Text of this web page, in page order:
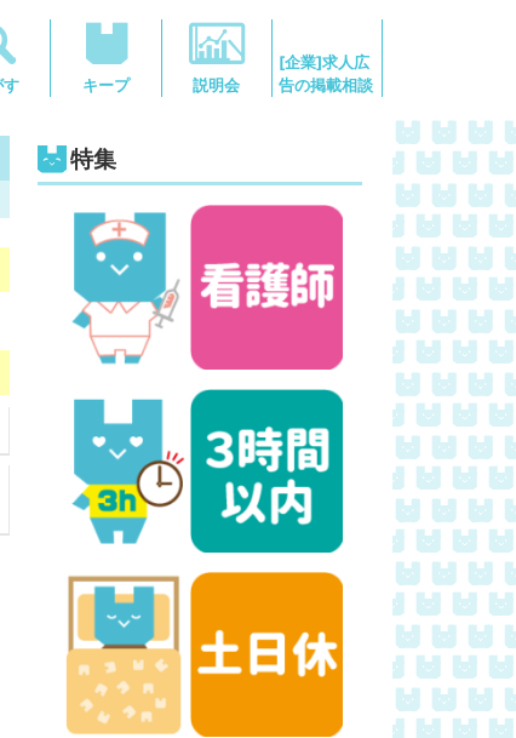
す キープ 説明会
[企業]求人広
告の掲載相談
特集